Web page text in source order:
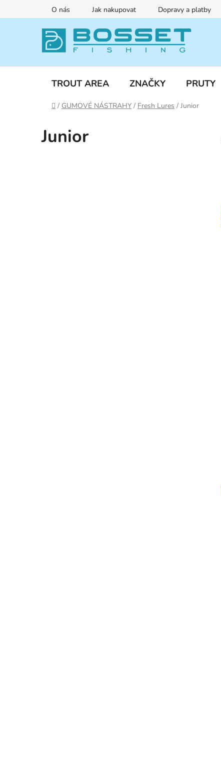
na
O nás Jak nakupovat Dopravy a platby
TROUT AREA ZNAČKY PRUTY
Domů
/ GUMOVÉ NÁSTRAHY / Fresh Lures / Junior
Junior